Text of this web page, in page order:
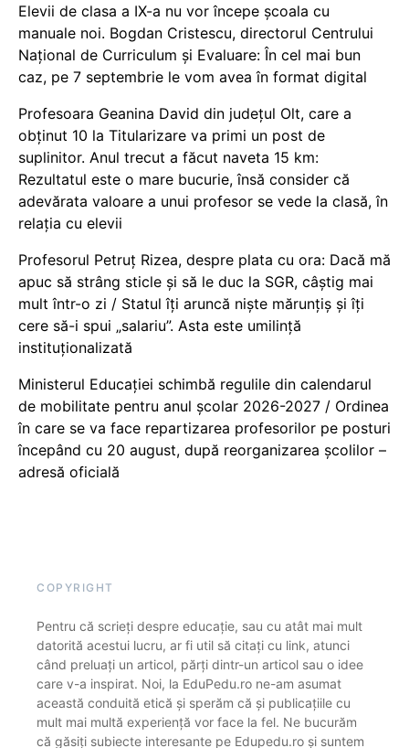
Elevii de clasa a IX-a nu vor începe școala cu
manuale noi. Bogdan Cristescu, directorul Centrului
Național de Curriculum și Evaluare: În cel mai bun
caz, pe 7 septembrie le vom avea în format digital
Profesoara Geanina David din județul Olt, care a
obținut 10 la Titularizare va primi un post de
suplinitor. Anul trecut a făcut naveta 15 km:
Rezultatul este o mare bucurie, însă consider că
adevărata valoare a unui profesor se vede la clasă, în
relația cu elevii
Profesorul Petruț Rizea, despre plata cu ora: Dacă mă
apuc să strâng sticle și să le duc la SGR, câștig mai
mult într-o zi / Statul îți aruncă niște mărunțiș și îți
cere să-i spui „salariu”. Asta este umilință
instituționalizată
Ministerul Educației schimbă regulile din calendarul
de mobilitate pentru anul școlar 2026-2027 / Ordinea
în care se va face repartizarea profesorilor pe posturi
începând cu 20 august, după reorganizarea școlilor –
adresă oficială
COPYRIGHT
Pentru că scrieți despre educație, sau cu atât mai mult
datorită acestui lucru, ar fi util să citați cu link, atunci
când preluați un articol, părți dintr-un articol sau o idee
care v-a inspirat. Noi, la EduPedu.ro ne-am asumat
această conduită etică și sperăm că și publicațiile cu
mult mai multă experiență vor face la fel. Ne bucurăm
că găsiți subiecte interesante pe Edupedu.ro și suntem